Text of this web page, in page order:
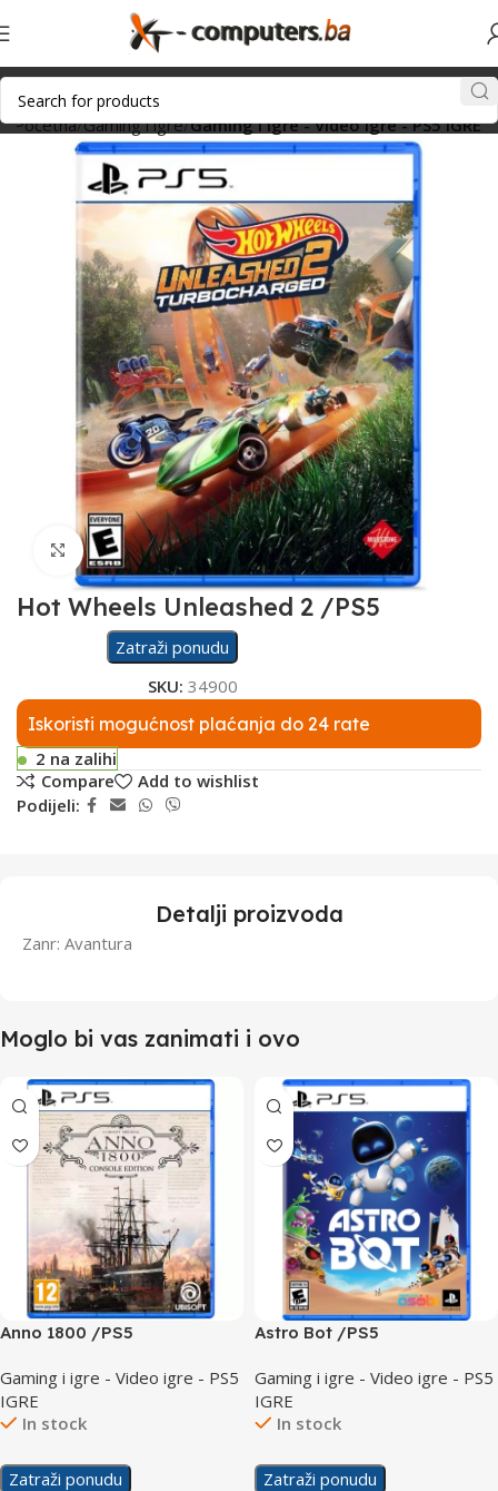
Početna Gaming i igre Gaming i igre - Video igre - PS5 IGRE
Click to enlarge
Hot Wheels Unleashed 2 /PS5
Zatraži ponudu
SKU: 34900
Iskoristi mogućnost plaćanja do 24 rate
2 na zalihi
Compare
Add to wishlist
Podijeli:
Detalji proizvoda
Zanr: Avantura
Moglo bi vas zanimati i ovo
Anno 1800 /PS5
Gaming i igre - Video igre - PS5
IGRE
In stock
Zatraži ponudu
Astro Bot /PS5
Gaming i igre - Video igre - PS5
IGRE
In stock
Zatraži ponudu